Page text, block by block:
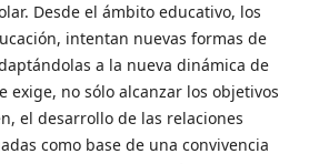
Desde el ámbito educativo, los
intentan nuevas formas de
a la nueva dinámica de
exige, no sólo alcanzar los objetivos
el desarrollo de las relaciones
como base de una convivencia